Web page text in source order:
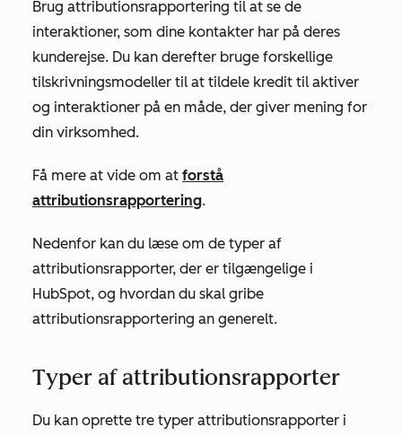
Brug attributionsrapportering til at se de
interaktioner, som dine kontakter har på deres
kunderejse. Du kan derefter bruge forskellige
tilskrivningsmodeller til at tildele kredit til aktiver
og interaktioner på en måde, der giver mening for
din virksomhed.
Få mere at vide om at forstå
attributionsrapportering.
Nedenfor kan du læse om de typer af
attributionsrapporter, der er tilgængelige i
HubSpot, og hvordan du skal gribe
attributionsrapportering an generelt.
Typer af attributionsrapporter
Du kan oprette tre typer attributionsrapporter i